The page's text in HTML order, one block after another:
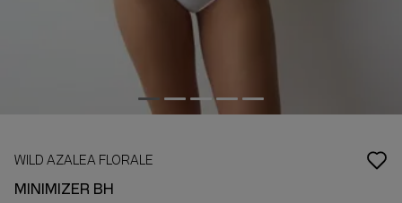
WILD AZALEA FLORALE
MINIMIZER BH